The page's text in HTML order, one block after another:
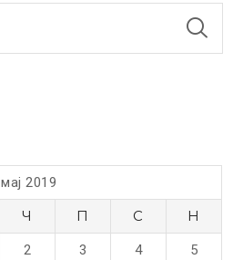
мај 2019
Ч П С Н
2 3 4 5